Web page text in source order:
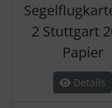
2 Stuttgart
Papier
Details